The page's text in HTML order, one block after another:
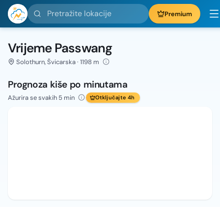
Pretražite lokacije Premium
Vrijeme Passwang
Solothurn, Švicarska · 1198 m
Prognoza kiše po minutama
Ažurira se svakih 5 min Otključajte 4h